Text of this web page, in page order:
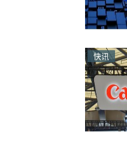
快讯